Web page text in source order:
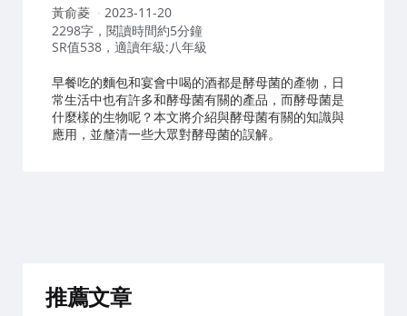
作
者：
黃俞菱
2023-11-20
2298字，閱讀時間約5分鐘
SR值538，適讀年級:八年級
早餐吃的麵包和宴會中喝的酒都是酵母菌的產物，日
常生活中也有許多和酵母菌有關的產品，而酵母菌是
什麼樣的生物呢？本文將介紹與酵母菌有關的知識與
應用，並釐清一些大眾對酵母菌的誤解。
推薦文章